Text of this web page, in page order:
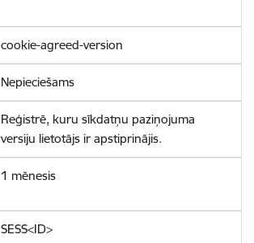
cookie-agreed-version
Nepieciešams
Reģistrē, kuru sīkdatņu paziņojuma
versiju lietotājs ir apstiprinājis.
1 mēnesis
SESS<ID>